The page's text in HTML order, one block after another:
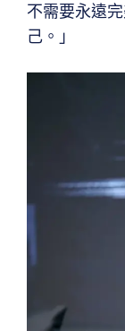
不需要永遠
己。」